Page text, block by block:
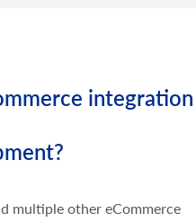
integration
multiple other eCommerce